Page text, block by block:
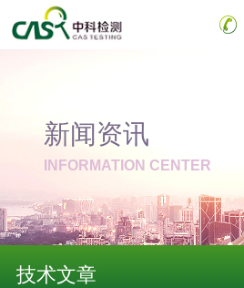
新闻资讯
INFORMATION CENTER
技术文章
金属
金属材料质量检测
金属材料检测